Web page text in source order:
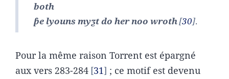
both
ƥe lyouns myƺt do her noo wroth 30 .
Pour la même raison Torrent est épargné
aux vers 283-284 31 ; ce motif est devenu